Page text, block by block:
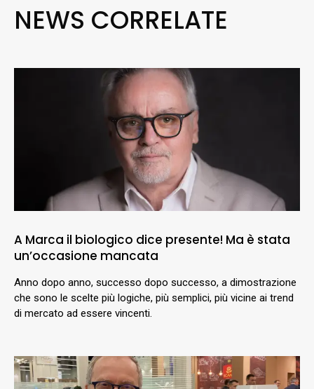
NEWS CORRELATE
A Marca il biologico dice presente! Ma è stata
un’occasione mancata
Anno dopo anno, successo dopo successo, a dimostrazione
che sono le scelte più logiche, più semplici, più vicine ai trend
di mercato ad essere vincenti.